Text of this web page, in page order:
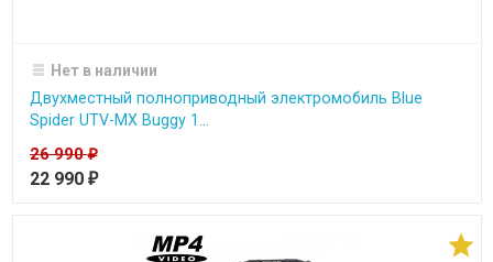
Нет в наличии
Двухместный полноприводный электромобиль Blue
Spider UTV-MX Buggy 1...
26 990₽
22 990 ₽
